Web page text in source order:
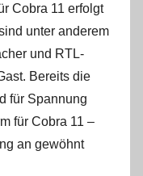
Cobra 11 erfolgt
unter anderem
und RTL-
Bereits die
für Spannung
für Cobra 11 –
an gewöhnt